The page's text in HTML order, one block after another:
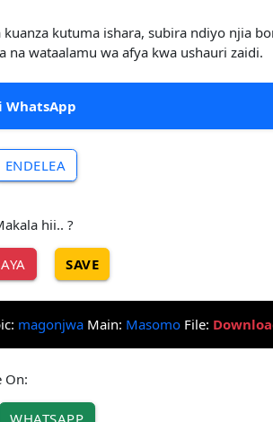
kutuma ishara, subira ndiyo njia
wataalamu wa afya kwa ushauri zaidi.
WhatsApp
ENDELEA
hii.. ?
SAVE
magonjwaMain: MasomoFile:
On:
WHATSAPP